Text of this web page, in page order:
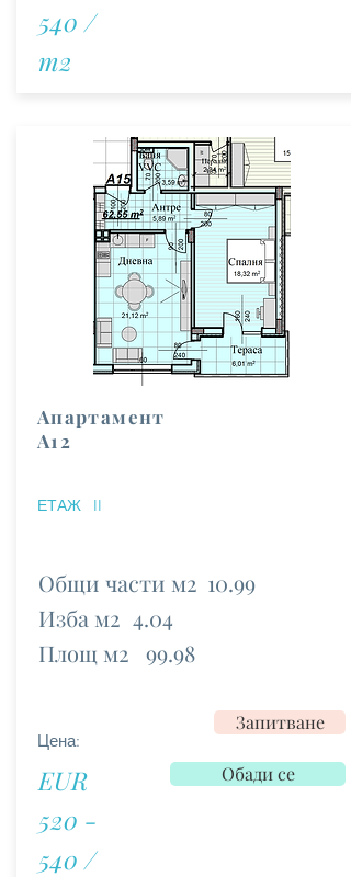
540 /
m2
Апартамент
А12
II
ЕТАЖ
Общи части м2
Изба м2
Площ м2
10.99
4.04
99.98
Цена:
EUR
520 -
540 /
Запитване
Обади се